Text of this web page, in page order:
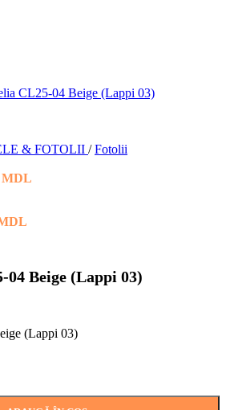
& FOTOLII / Fotolii
MDL
Beige (Lappi 03)
(Lappi 03)
04 Beige (Lappi 03)